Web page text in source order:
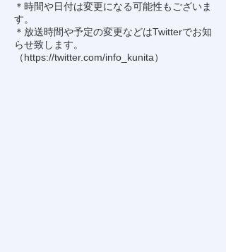
＊時間や日付は変更になる可能性もございま
す。
＊放送時間や予定の変更などはTwitterでお知
らせ致します。
（https://twitter.com/info_kunita）